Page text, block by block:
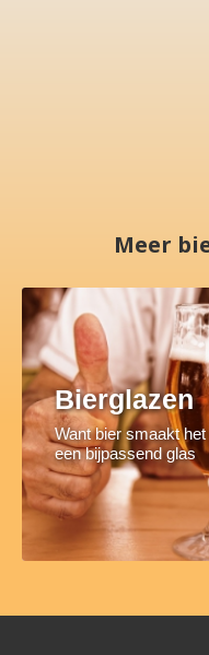
Meer
Bierglazen
Want bier smaakt
een bijpassend glas